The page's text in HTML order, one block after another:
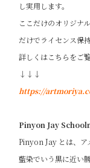
し実用します。
ここだけのオリジナ
だけでライセンス保
詳しくはこちらをご
↓↓↓
https://
Pinyon Jay
Pinyon Jay とは、ア
藍染でいう黒に近い